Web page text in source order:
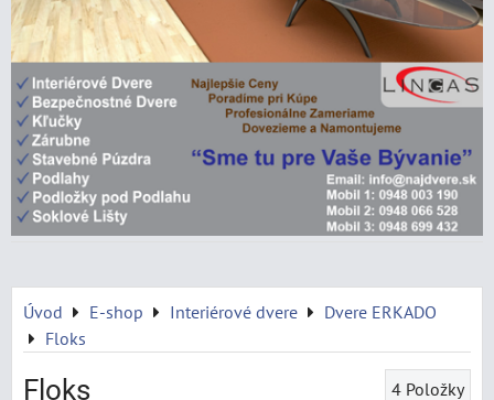
Úvod E-shop Interiérové dvere
Dvere ERKADO
Floks
Floks 4 Položky